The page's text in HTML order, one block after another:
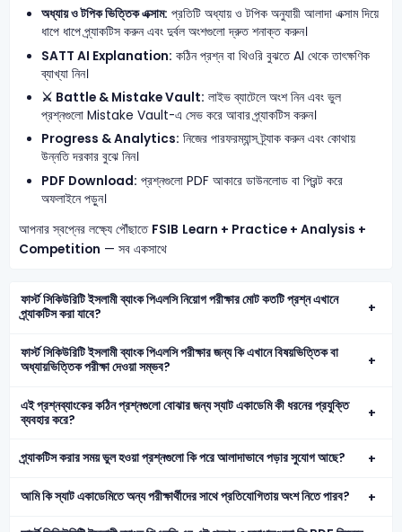
অধ্যায় ও টপিক ভিত্তিক এক্সাম: প্রতিটি অধ্যায় ও টপিক অনুযায়ী আলাদা এক্সাম দিয়ে
ধাপে ধাপে প্র্যাকটিস করুন এবং দুর্বল অংশগুলো দ্রুত শনাক্ত করুন।
SATT AI Explanation: কঠিন প্রশ্ন বা থিওরি বুঝতে AI থেকে তাৎক্ষণিক
ব্যাখ্যা নিন।
⚔️ Battle & Mistake Vault: লাইভ ব্যাটেলে অংশ নিন এবং ভুল
প্রশ্নগুলো Mistake Vault-এ সেভ করে আবার প্র্যাকটিস করুন।
Progress & Analytics: নিজের পারফরম্যান্স ট্র্যাক করুন এবং কোথায়
উন্নতি দরকার বুঝে নিন।
PDF Download: প্রশ্নগুলো PDF আকারে ডাউনলোড বা প্রিন্ট করে
অফলাইনে পড়ুন।
আপনার স্বপ্নের লক্ষ্যে পৌঁছাতে FSIB Learn + Practice + Analysis +
Competition — সব একসাথে
ফার্স্ট সিকিউরিটি ইসলামী ব্যাংক পিএলসি নিয়োগ পরীক্ষার মোট কতটি প্রশ্ন এখানে
প্র্যাকটিস করা যাবে?
ফার্স্ট সিকিউরিটি ইসলামী ব্যাংক পিএলসি পরীক্ষার জন্য কি এখানে বিষয়ভিত্তিক বা
অধ্যায়ভিত্তিক পরীক্ষা দেওয়া সম্ভব?
এই প্রশ্নব্যাংকের কঠিন প্রশ্নগুলো বোঝার জন্য স্যাট একাডেমি কী ধরনের প্রযুক্তি
ব্যবহার করে?
প্র্যাকটিস করার সময় ভুল হওয়া প্রশ্নগুলো কি পরে আলাদাভাবে পড়ার সুযোগ আছে?
আমি কি স্যাট একাডেমিতে অন্য পরীক্ষার্থীদের সাথে প্রতিযোগিতায় অংশ নিতে পারব?